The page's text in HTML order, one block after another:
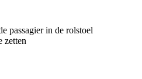
passagier in de rolstoel
zetten